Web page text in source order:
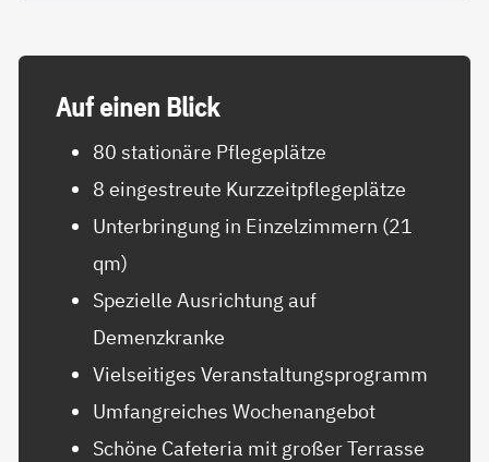
Auf ei­nen Blick
80 stationäre Pflegeplätze
8 eingestreute Kurzzeitpflegeplätze
Unterbringung in Einzelzimmern (21
qm)
Spezielle Ausrichtung auf
Demenzkranke
Vielseitiges Veranstaltungsprogramm
Umfangreiches Wochenangebot
Schöne Cafeteria mit großer Terrasse